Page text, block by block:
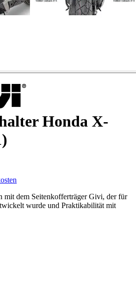
Honda X-
mit dem Seitenkofferträger Givi, der für
wurde und Praktikabilität mit